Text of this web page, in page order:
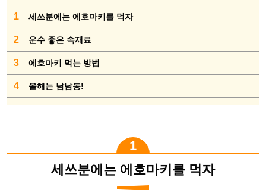
1 세쓰분에는 에호마키를 먹자
2 운수 좋은 속재료
3 에호마키 먹는 방법
4 올해는 남남동!
세쓰분에는 에호마키를 먹자